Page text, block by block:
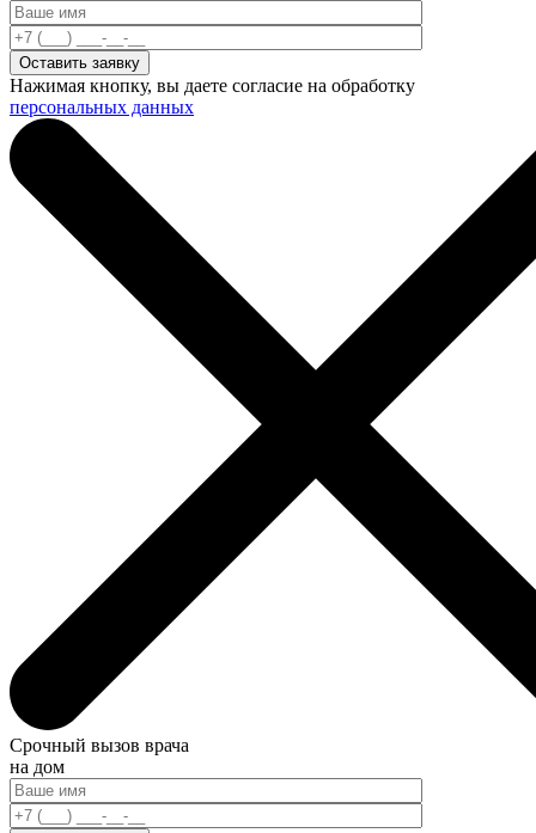
Нажимая кнопку, вы даете согласие на обработку
персональных данных
Срочный вызов врача
на дом